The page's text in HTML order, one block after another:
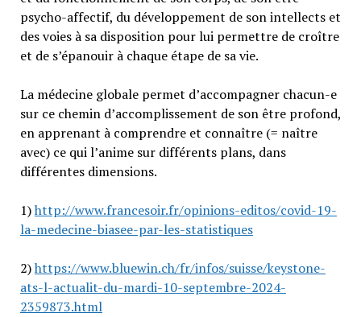
psycho-affectif, du développement de son intellects et
des voies à sa disposition pour lui permettre de croître
et de s’épanouir à chaque étape de sa vie.
La médecine globale permet d’accompagner chacun-e
sur ce chemin d’accomplissement de son être profond,
en apprenant à comprendre et connaître (= naître
avec) ce qui l’anime sur différents plans, dans
différentes dimensions.
1)http://www.francesoir.fr/opinions-editos/covid-19-
la-medecine-biasee-par-les-statistiques
2)https://www.bluewin.ch/fr/infos/suisse/keystone-
ats-l-actualit-du-mardi-10-septembre-2024-
2359873.html